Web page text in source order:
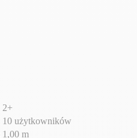
2+
10 użytkowników
1,00 m